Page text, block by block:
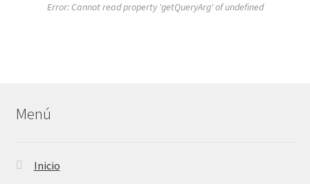
Error: Cannot read property 'getQueryArg' of undefined
Menú
Inicio